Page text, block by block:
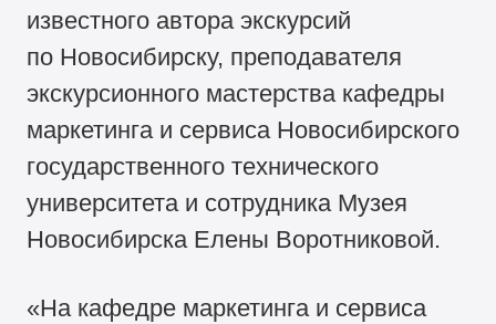
известного автора экскурсий
по Новосибирску, преподавателя
экскурсионного мастерства кафедры
маркетинга и сервиса Новосибирского
государственного технического
университета и сотрудника Музея
Новосибирска Елены Воротниковой.
«На кафедре маркетинга и сервиса